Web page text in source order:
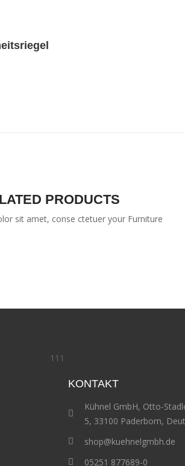
PRODUCTS
sit amet, conse ctetuer your Furniture
111
KONTAKT
Kühnel GmbH, Otto-
5, 33100 Paderborn,
shop@kuehnelgmbh.de
05251 877689-0